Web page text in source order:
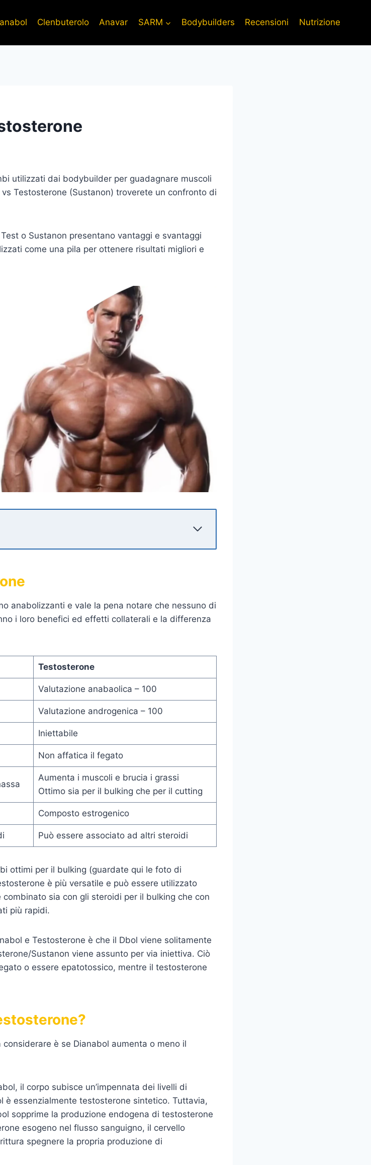
Clenbuterolo Anavar SARM Bodybuilders Recensioni Nutrizione
utilizzati dai bodybuilder per guadagnare muscoli
Testosterone (Sustanon) troverete un confronto di
o Sustanon presentano vantaggi e svantaggi
come una pila per ottenere risultati migliori e
anabolizzanti e vale la pena notare che nessuno di
i loro benefici ed effetti collaterali e la differenza
Testosterone
Valutazione anabaolica – 100
Valutazione androgenica – 100
Iniettabile
Non affatica il fegato
Aumenta i muscoli e brucia i grassi
Ottimo sia per il bulking che per il cutting
Composto estrogenico
Può essere associato ad altri steroidi
ottimi per il bulking (guardate qui le foto di
è più versatile e può essere utilizzato
sia con gli steroidi per il bulking che con
più rapidi.
e Testosterone è che il Dbol viene solitamente
Sustanon viene assunto per via iniettiva. Ciò
o essere epatotossico, mentre il testosterone
è se Dianabol aumenta o meno il
il corpo subisce un’impennata dei livelli di
è essenzialmente testosterone sintetico. Tuttavia,
sopprime la produzione endogena di testosterone
esogeno nel flusso sanguigno, il cervello
spegnere la propria produzione di